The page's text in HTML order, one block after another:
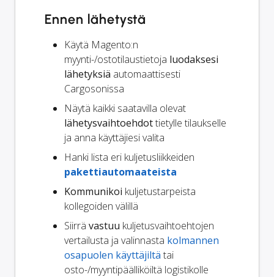
Ennen lähetystä
Käytä Magento:n
myynti-/ostotilaustietoja luodaksesi
lähetyksiä automaattisesti
Cargosonissa
Näytä kaikki saatavilla olevat
lähetysvaihtoehdottietylle tilaukselle
ja anna käyttäjiesi valita
Hanki lista eri kuljetusliikkeiden
pakettiautomaateista
Kommunikoi kuljetustarpeista
kollegoiden välillä
Siirrä vastuu kuljetusvaihtoehtojen
vertailusta ja valinnasta kolmannen
osapuolen käyttäjiltä tai
osto-/myyntipäälliköiltä logistikolle